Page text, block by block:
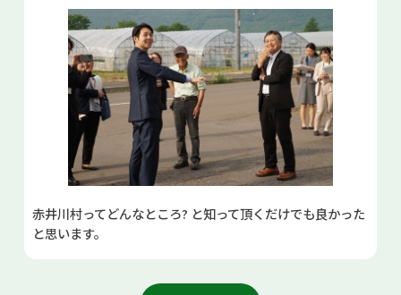
赤井川村ってどんなところ? と知って頂くだけでも良かった
と思います。